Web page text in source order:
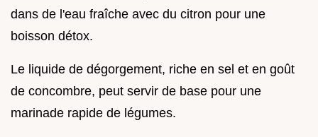
dans de l'eau fraîche avec du citron pour une
boisson détox.
Le liquide de dégorgement, riche en sel et en goût
de concombre, peut servir de base pour une
marinade rapide de légumes.